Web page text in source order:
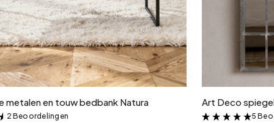
In winkelwagen
metalen en touw bedbank Natura
&
2 Beoordelingen
Art Deco
&
5